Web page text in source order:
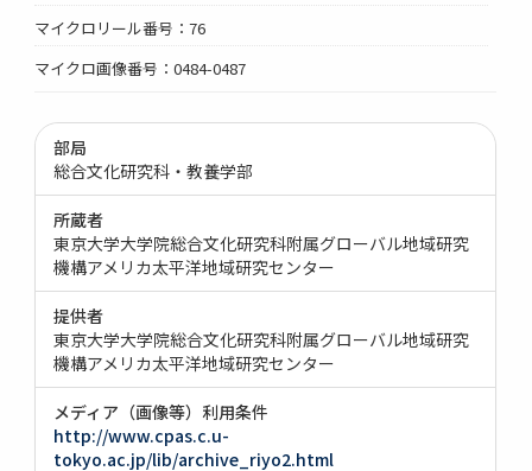
マイクロリール番号：76
マイクロ画像番号：0484-0487
部局
総合文化研究科・教養学部
所蔵者
東京大学大学院総合文化研究科附属グローバル地域研究
機構アメリカ太平洋地域研究センター
提供者
東京大学大学院総合文化研究科附属グローバル地域研究
機構アメリカ太平洋地域研究センター
メディア（画像等）利用条件
http://www.cpas.c.u-
tokyo.ac.jp/lib/archive_riyo2.html